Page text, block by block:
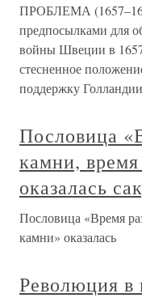
ПРОБЛЕМА
предпосылками для
войны Швеции в
стесненное
поддержку
Пословица
камни,
оказалась
Пословица «Время
камни» оказалась
Революция в